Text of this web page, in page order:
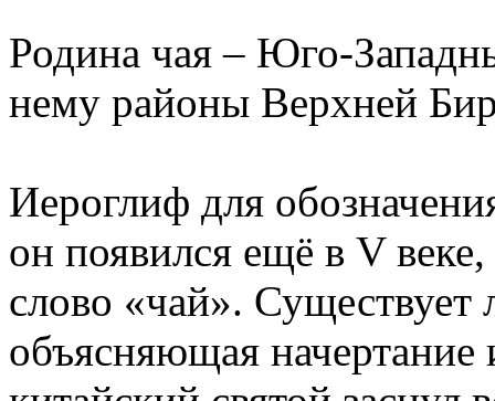
Родина чая – Юго-
нему районы Верхней
Иероглиф для
он появился ещё в V
слово «чай». Существует
объясняющая